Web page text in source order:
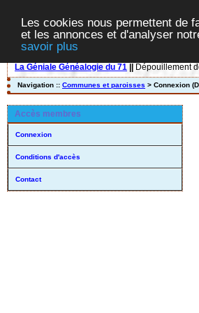
Les cookies nous permettent de
et les annonces et d'analyser
savoir plus
La Géniale Généalogie du 71 Dépouillement
Navigation :: Communes et paroisses > Connexion
Accès membres
Connexion
Conditions d'accès
Contact